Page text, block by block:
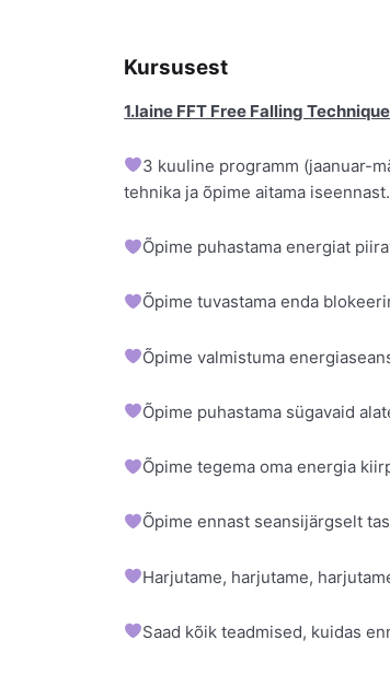
Kursusest
1.laine FFT Free Falling
3 kuuline programm (jaanuar-
tehnika ja õpime aitama iseennast.
Õpime puhastama energiat
Õpime tuvastama enda
Õpime valmistuma
Õpime puhastama sügavaid
Õpime tegema oma energia
Õpime ennast seansijärgselt
Harjutame, harjutame,
Saad kõik teadmised, kuidas